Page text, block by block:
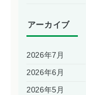
アーカイブ
2026年7月
2026年6月
2026年5月